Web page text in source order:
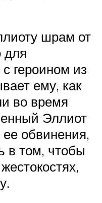
шрам от
для
героином из
ему, как
во время
Эллиот
ее обвинения,
в том, чтобы